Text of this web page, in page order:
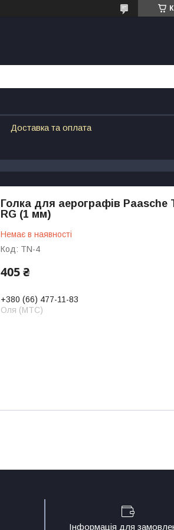
Доставка та оплата
Голка для аерографів Paasche
RG (1 мм)
Немає в наявності
Код: TN-4
405 ₴
+380 (66) 477-11-83
Оля (МТС)
Інформація для